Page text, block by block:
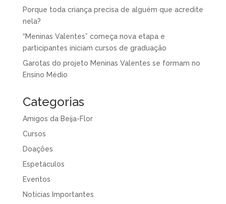
Porque toda criança precisa de alguém que acredite
nela?
“Meninas Valentes” começa nova etapa e
participantes iniciam cursos de graduação
Garotas do projeto Meninas Valentes se formam no
Ensino Médio
Categorias
Amigos da Beija-Flor
Cursos
Doações
Espetáculos
Eventos
Notícias Importantes